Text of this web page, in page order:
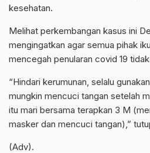
kesehatan.
Melihat perkembangan kasus ini
mengingatkan agar semua pihak
mencegah penularan covid 19
“Hindari kerumunan, selalu
mungkin mencuci tangan setelah
itu mari bersama terapkan 3 M
masker dan mencuci tangan),”
(Adv).